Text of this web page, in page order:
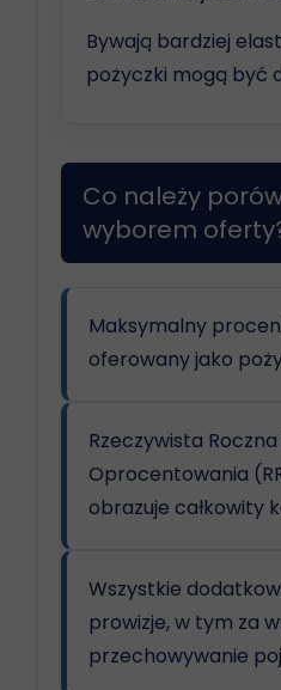
Bywają bardziej
pożyczki mogą być
Co należy
wyborem
Maksymalny
oferowany jako
Rzeczywista
Oprocentowania
obrazuje całkowity
Wszystkie
prowizje, w tym za
przechowywanie